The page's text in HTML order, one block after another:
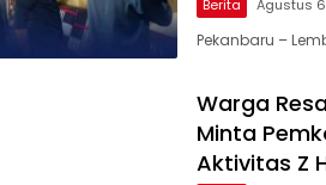
Berita Agustus
Pekanbaru –
Warga
Minta
Aktivitas Z